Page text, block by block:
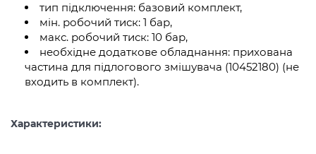
тип підключення: базовий комплект,
мін. робочий тиск: 1 бар,
макс. робочий тиск: 10 бар,
необхідне додаткове обладнання: прихована
частина для підлогового змішувача (10452180) (не
входить в комплект).
Характеристики: